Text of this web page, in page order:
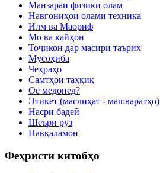
Манзараи физики олам
Навгониҳои олами техника
Илм ва Маориф
Мо ва кайҳон
Тоҷикон дар масири таърих
Мусоҳиба
Чеҳраҳо
Самтҳои таҳқиқ
Оё медонед?
Этикет (маслиҳат - машваратҳо)
Насри бадеӣ
Шеъри рӯз
Навқаламон
Феҳристи китобҳо